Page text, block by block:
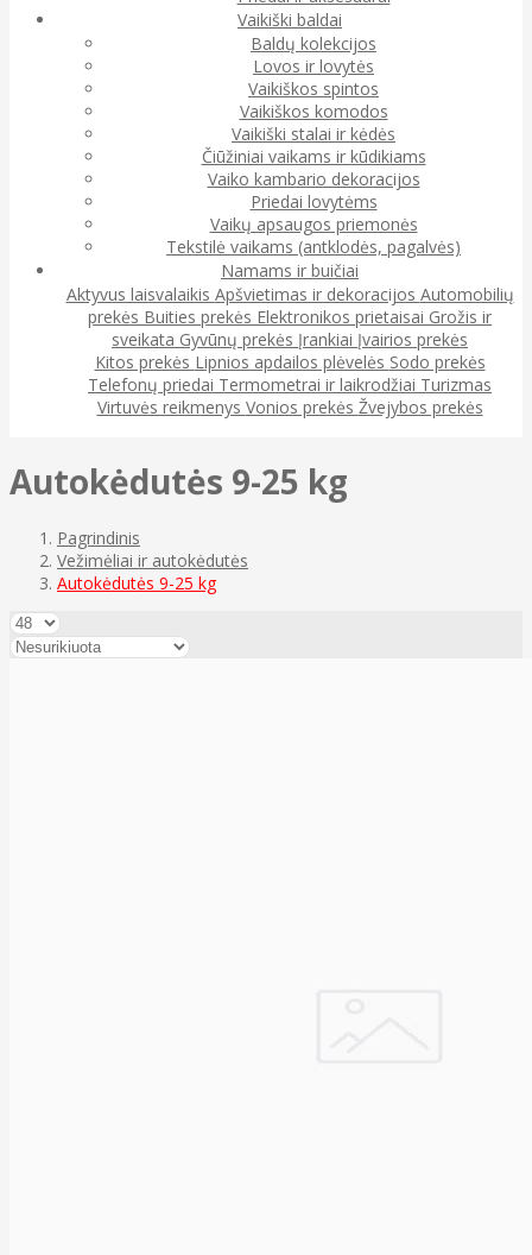
Vaikiški baldai
Baldų kolekcijos
Lovos ir lovytės
Vaikiškos spintos
Vaikiškos komodos
Vaikiški stalai ir kėdės
Čiūžiniai vaikams ir kūdikiams
Vaiko kambario dekoracijos
Priedai lovytėms
Vaikų apsaugos priemonės
Tekstilė vaikams (antklodės, pagalvės)
Namams ir buičiai
Aktyvus laisvalaikis Apšvietimas ir dekoracijos Automobilių
prekės Buities prekės Elektronikos prietaisai Grožis ir
sveikata Gyvūnų prekės Įrankiai Įvairios prekės
Kitos prekės Lipnios apdailos plėvelės Sodo prekės
Telefonų priedai Termometrai ir laikrodžiai Turizmas
Virtuvės reikmenys Vonios prekės Žvejybos prekės
Autokėdutės 9-25 kg
Pagrindinis
Vežimėliai ir autokėdutės
Autokėdutės 9-25 kg